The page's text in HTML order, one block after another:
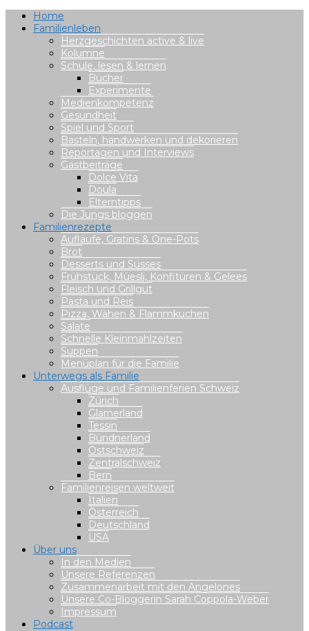
Home
Familienleben
Herzgeschichten active & live
Kolumne
Schule, lesen & lernen
Bücher
Experimente
Medienkompetenz
Gesundheit
Spiel und Sport
Basteln, handwerken und dekorieren
Reportagen und Interviews
Gastbeiträge
Dolce Vita
Doula
Elterntipps
Die Jungs bloggen
Familienrezepte
Aufläufe, Gratins & One-Pots
Brot
Desserts und Süsses
Frühstück, Müesli, Konfitüren & Gelees
Fleisch und Grillgut
Pasta und Reis
Pizza, Wähen & Flammkuchen
Salate
Schnelle Kleinmahlzeiten
Suppen
Menüplan für die Familie
Unterwegs als Familie
Ausflüge und Familienferien Schweiz
Zürich
Glarnerland
Tessin
Bündnerland
Ostschweiz
Zentralschweiz
Bern
Familienreisen weltweit
Italien
Österreich
Deutschland
USA
Über uns
In den Medien
Unsere Referenzen
Zusammenarbeit mit den Angelones
Unsere Co-Bloggerin Sarah Coppola-Weber
Impressum
Podcast